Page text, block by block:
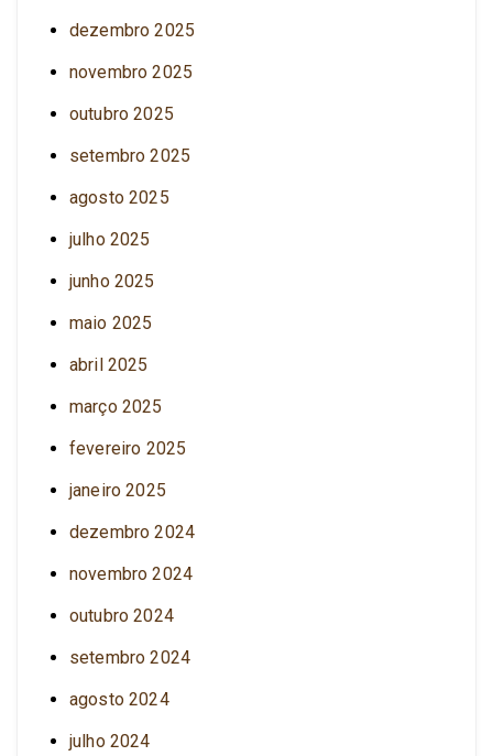
dezembro 2025
novembro 2025
outubro 2025
setembro 2025
agosto 2025
julho 2025
junho 2025
maio 2025
abril 2025
março 2025
fevereiro 2025
janeiro 2025
dezembro 2024
novembro 2024
outubro 2024
setembro 2024
agosto 2024
julho 2024